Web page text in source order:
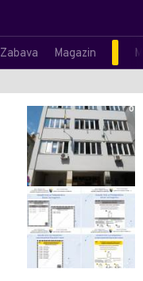
Zabava Magazin
0
0